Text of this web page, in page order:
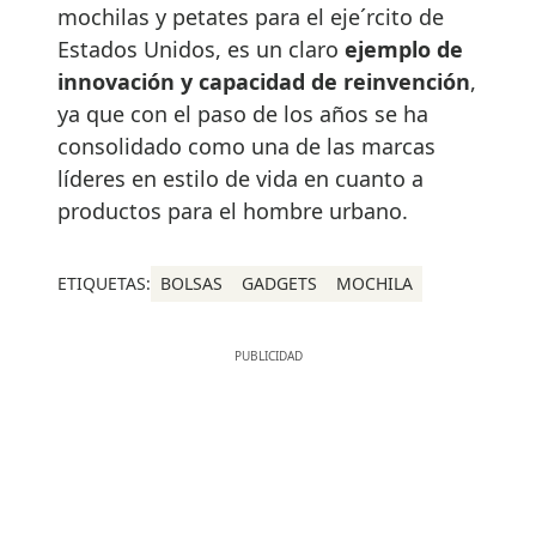
mochilas y petates para el eje´rcito de
Estados Unidos, es un claro ejemplo de
innovación y capacidad de reinvención,
ya que con el paso de los años se ha
consolidado como una de las marcas
líderes en estilo de vida en cuanto a
productos para el hombre urbano.
ETIQUETAS: BOLSAS GADGETS MOCHILA